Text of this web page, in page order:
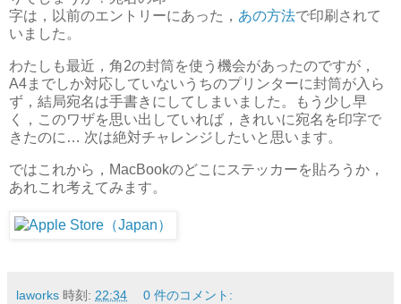
字は，以前のエントリーにあった， あの方法で印刷されて
いました。
わたしも最近，角2の封筒を使う機会があったのですが，
A4までしか対応していないうちのプリンターに封筒が入ら
ず，結局宛名は手書きにしてしまいました。もう少し早
く，このワザを思い出していれば，きれいに宛名を印字で
きたのに… 次は絶対チャレンジしたいと思います。
ではこれから，MacBookのどこにステッカーを貼ろうか，
あれこれ考えてみます。
laworks 時刻: 22:34 0 件のコメント: